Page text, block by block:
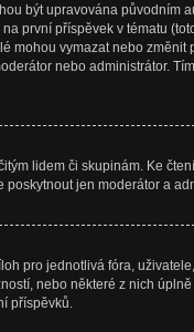
být upravována původním
první příspěvek v tématu
mohou vymazat nebo
nebo administrátor.
lidem či skupinám. Ke
jen moderátor a
pro jednotlivá fóra,
nebo některé z nich
příspěvků.